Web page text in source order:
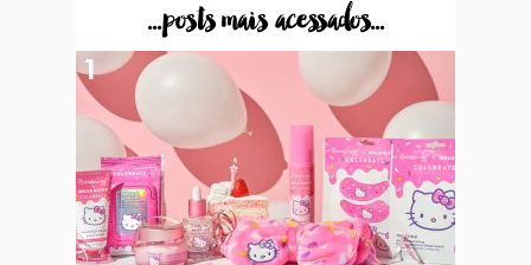
...posts mais acessados...
1